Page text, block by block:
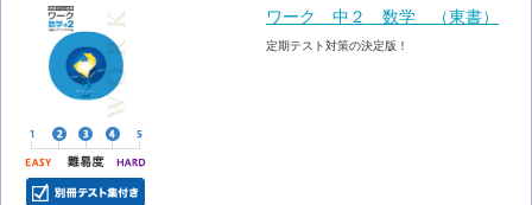
ワーク 中２ 数学 （東書）
定期テスト対策の決定版！